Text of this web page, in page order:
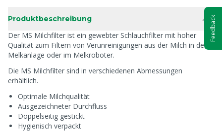
Produktbeschreibung
Der MS Milchfilter ist ein gewebter Schlauchfilter mit hoher
Qualität zum Filtern von Verunreinigungen aus der Milch in der
Melkanlage oder im Melkroboter.
Die MS Milchfilter sind in verschiedenen Abmessungen
erhältlich.
Optimale Milchqualität
Ausgezeichneter Durchfluss
Doppelseitig gestickt
Hygienisch verpackt
Feedback